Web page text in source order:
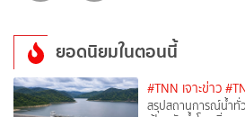
ยอดนิยมในตอนนี้
#TNN เจาะข่าว
สรุปสถานการณ์น้ำทั่